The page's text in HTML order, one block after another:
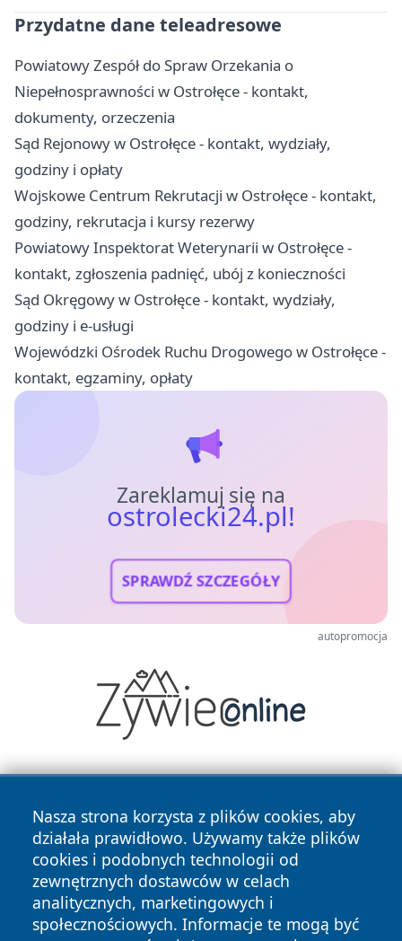
Przydatne dane teleadresowe
Powiatowy Zespół do Spraw Orzekania o
Niepełnosprawności w Ostrołęce - kontakt,
dokumenty, orzeczenia
Sąd Rejonowy w Ostrołęce - kontakt, wydziały,
godziny i opłaty
Wojskowe Centrum Rekrutacji w Ostrołęce - kontakt,
godziny, rekrutacja i kursy rezerwy
Powiatowy Inspektorat Weterynarii w Ostrołęce -
kontakt, zgłoszenia padnięć, ubój z konieczności
Sąd Okręgowy w Ostrołęce - kontakt, wydziały,
godziny i e-usługi
Wojewódzki Ośrodek Ruchu Drogowego w Ostrołęce -
kontakt, egzaminy, opłaty
Zareklamuj się na
ostrolecki24.pl!
SPRAWDŹ SZCZEGÓŁY
autopromocja
Nasza strona korzysta z plików cookies, aby
działała prawidłowo. Używamy także plików
cookies i podobnych technologii od
zewnętrznych dostawców w celach
analitycznych, marketingowych i
społecznościowych. Informacje te mogą być
Copyright © 2026 ostrolecki24.pl Wszystkie prawa
zastrzeżone.